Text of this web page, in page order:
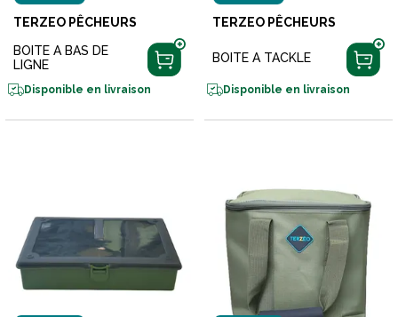
TERZEO PÊCHEURS
BOITE A BAS DE
LIGNE
Disponible en livraison
TERZEO PÊCHEURS
BOITE A TACKLE
Disponible en livraison